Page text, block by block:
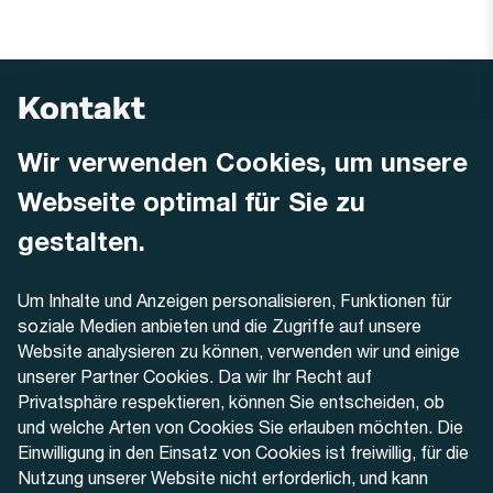
Wir verwenden Cookies, um unsere
Webseite optimal für Sie zu
gestalten.
Um Inhalte und Anzeigen personalisieren, Funktionen für
soziale Medien anbieten und die Zugriffe auf unsere
Website analysieren zu können, verwenden wir und einige
unserer Partner Cookies. Da wir Ihr Recht auf
Privatsphäre respektieren, können Sie entscheiden, ob
und welche Arten von Cookies Sie erlauben möchten. Die
Einwilligung in den Einsatz von Cookies ist freiwillig, für die
Nutzung unserer Website nicht erforderlich, und kann
Kontakt
AREMO
Dornacherstrasse 48
4500 Solothurn
+41 32 622 37 22
Kontaktformular